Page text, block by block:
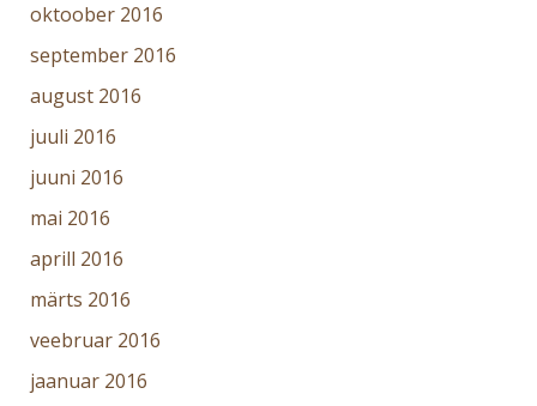
oktoober 2016
september 2016
august 2016
juuli 2016
juuni 2016
mai 2016
aprill 2016
märts 2016
veebruar 2016
jaanuar 2016